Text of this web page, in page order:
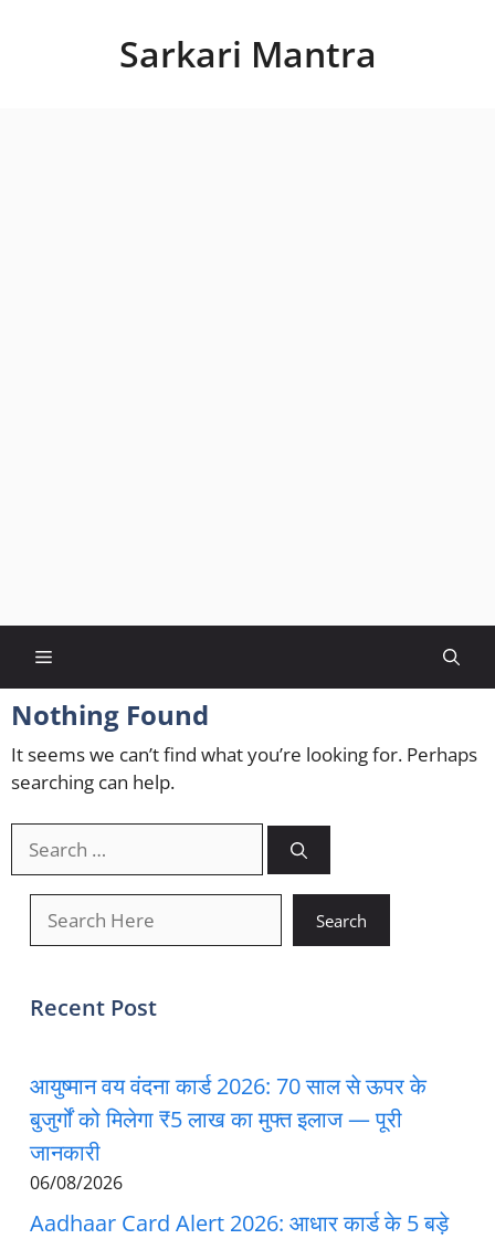
Sarkari Mantra
Menu
Nothing Found
It seems we can’t find what you’re looking for. Perhaps
searching can help.
for:
Search
Recent Post
आयुष्मान वय वंदना कार्ड 2026: 70 साल से ऊपर के
बुजुर्गों को मिलेगा ₹5 लाख का मुफ्त इलाज — पूरी
जानकारी
06/08/2026
Aadhaar Card Alert 2026: आधार कार्ड के 5 बड़े